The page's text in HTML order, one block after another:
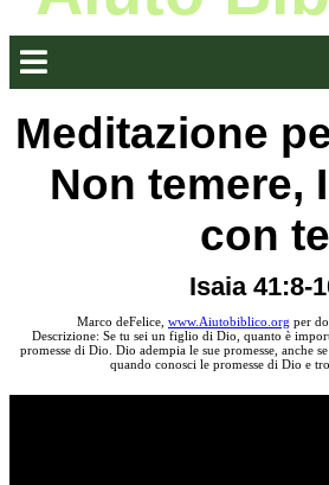
Meditazione
Non temere,
con te
Isaia 41:8-
Marco deFelice, www.Aiutobiblico.org per
Descrizione: Se tu sei un figlio di Dio, quanto è
promesse di Dio. Dio adempia le sue promesse, anche
quando conosci le promesse di Dio e